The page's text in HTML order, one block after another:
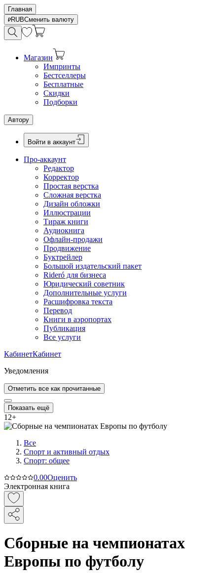
Главная
RUBСменить валюту
Магазин
Импринты
Бестселлеры
Бесплатные
Скидки
Подборки
Автору
Войти в аккаунт
Про-аккаунт
Редактор
Корректор
Простая верстка
Сложная верстка
Дизайн обложки
Иллюстрации
Тираж книги
Аудиокнига
Офлайн-продажи
Продвижение
Буктрейлер
Большой издательский пакет
Rideró для бизнеса
Юридический советник
Дополнительные услуги
Расшифровка текста
Перевод
Книги в аэропортах
Публикация
Все услуги
КабинетКабинет
Уведомления
Отметить все как прочитанные
Показать ещё
12+
Все
Спорт и активный oтдых
Спорт: общее
0.00Оценить
Электронная книга
Сборные на чемпионатах
Европы по футболу